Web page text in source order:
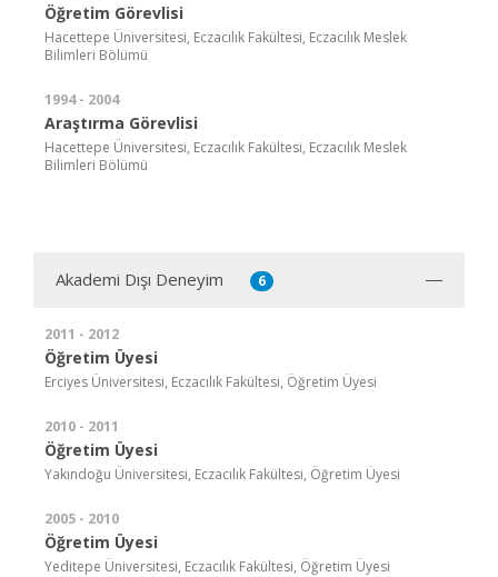
Öğretim Görevlisi
Hacettepe Üniversitesi, Eczacılık Fakültesi, Eczacılık Meslek
Bilimleri Bölümü
1994 - 2004
Araştırma Görevlisi
Hacettepe Üniversitesi, Eczacılık Fakültesi, Eczacılık Meslek
Bilimleri Bölümü
Akademi Dışı Deneyim 6
2011 - 2012
Öğretim Üyesi
Erciyes Üniversitesi, Eczacılık Fakültesi, Öğretim Üyesi
2010 - 2011
Öğretim Üyesi
Yakındoğu Üniversitesi, Eczacılık Fakültesi, Öğretim Üyesi
2005 - 2010
Öğretim Üyesi
Yeditepe Üniversitesi, Eczacılık Fakültesi, Öğretim Üyesi